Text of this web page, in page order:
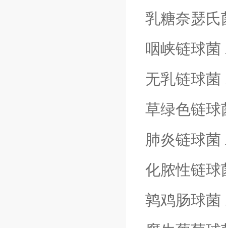
乳糖奈瑟氏
咽峡链球菌
无乳链球菌
草绿色链球
肺炎链球菌
化脓性链球
鹑鸡肠球菌